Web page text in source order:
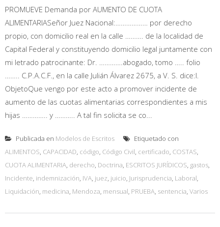
PROMUEVE Demanda por AUMENTO DE CUOTA
ALIMENTARIASeñor Juez Nacional:……………… por derecho
propio, con domicilio real en la calle ………. de la localidad de
Capital Federal y constituyendo domicilio legal juntamente con
mi letrado patrocinante: Dr. ………….abogado, tomo ….. folio
…….. C.P.A.C.F., en la calle Julián Álvarez 2675, a V. S. dice:I.
ObjetoQue vengo por este acto a promover incidente de
aumento de las cuotas alimentarias correspondientes a mis
hijas ………….. y ……….. A tal fin solicita se co...
Publicada en Modelos de Escritos
Etiquetado con
ALIMENTOS, CAPACIDAD, código, Código Civil, certificado, COSTAS,
CUOTA ALIMENTARIA, derecho, Doctrina, ESCRITOS JURÍDICOS, gastos,
Incidente, indemnización, IVA, juez, juicio, Jurisprudencia, Laboral,
Liquidación, medicina, Mendoza, mensual, PRUEBA, sentencia, Varios